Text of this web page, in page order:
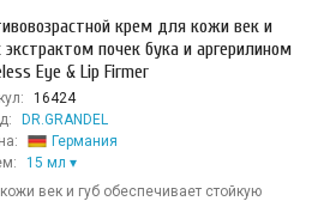
крем для кожи век и
экстрактом почек бука и аргерилином
Eye & Lip Firmer
16424
DR.GRANDEL
Германия
15 мл
век и губ обеспечивает стойкую